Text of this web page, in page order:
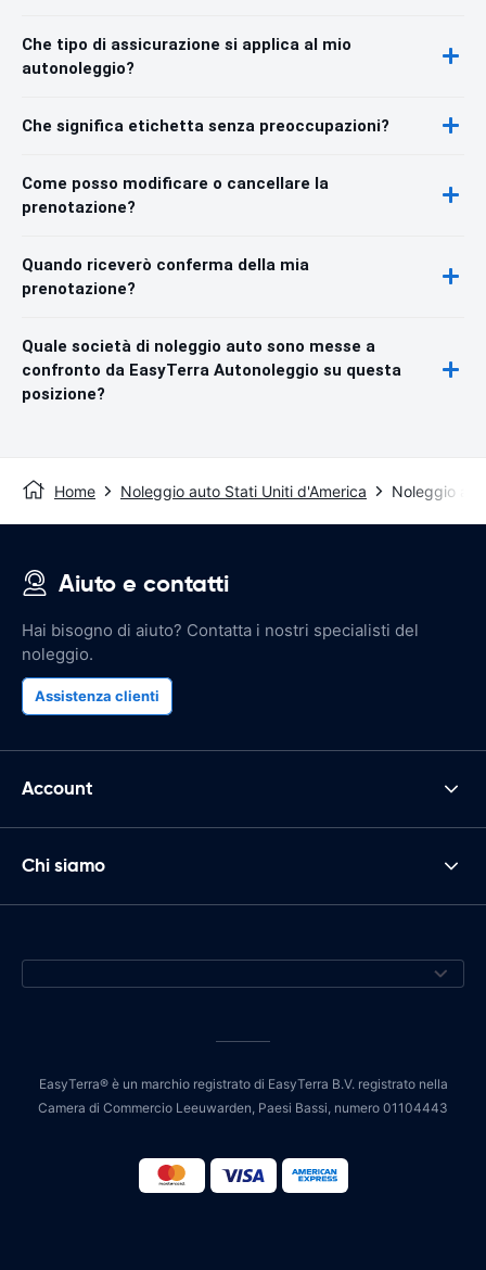
Che tipo di assicurazione si applica al mio
autonoleggio?
Che significa etichetta senza preoccupazioni?
Come posso modificare o cancellare la
prenotazione?
Quando riceverò conferma della mia
prenotazione?
Quale società di noleggio auto sono messe a
confronto da EasyTerra Autonoleggio su questa
posizione?
Home Noleggio auto Stati Uniti d'America Noleggio
Aiuto e contatti
Hai bisogno di aiuto? Contatta i nostri specialisti del
noleggio.
Assistenza clienti
Account
Chi siamo
EasyTerra® è un marchio registrato di EasyTerra B.V. registrato nella
Camera di Commercio Leeuwarden, Paesi Bassi, numero 01104443